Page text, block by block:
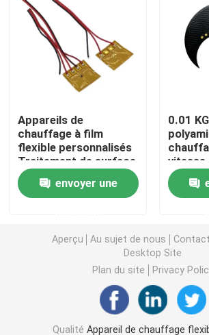
Appareil de chauffage de film de pi
Film de chauffage de Polyimide
Polyimide Heater Element
Appareils de chauffage faits sur
Appareil de chauffage flexible fait
Film de chauffage électrique
Appareils de
chauffage à film
flexible personnalisés
Traitement de surface
par oxydation
envoyer une
0.01
vitesse
noir
Aperçu Au sujet de nous
Desktop Site
Plan du site
Privacy
QualitéAppareil de chauffage